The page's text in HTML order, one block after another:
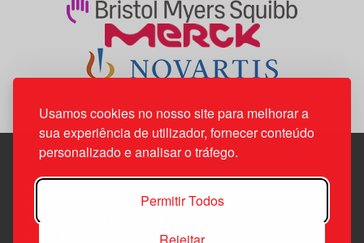
Usamos cookies no nosso site para melhorar a
sua experiência de utilizador, fornecer conteúdo
personalizado e analisar o tráfego.
Permitir Todos
Edif. Lisboa Oriente | Av. Infante D. Henrique, n.º 333H, esc.
1800-282 Lisboa | Portugal